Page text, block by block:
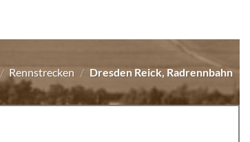
/ Rennstrecken / Dresden Reick, Radrennbahn